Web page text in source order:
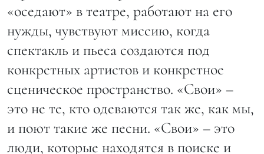
«оседают» в театре, работают на его
нужды, чувствуют миссию, когда
спектакль и пьеса создаются под
конкретных артистов и конкретное
сценическое пространство. «Свои» –
это не те, кто одеваются так же, как мы,
и поют такие же песни. «Свои» – это
люди, которые находятся в поиске и